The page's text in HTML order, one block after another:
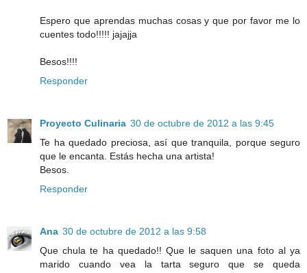
Espero que aprendas muchas cosas y que por favor me lo
cuentes todo!!!!! jajajja
Besos!!!!
Responder
Proyecto Culinaria 30 de octubre de 2012 a las 9:45
Te ha quedado preciosa, así que tranquila, porque seguro
que le encanta. Estás hecha una artista!
Besos.
Responder
Ana 30 de octubre de 2012 a las 9:58
Que chula te ha quedado!! Que le saquen una foto al ya
marido cuando vea la tarta seguro que se queda